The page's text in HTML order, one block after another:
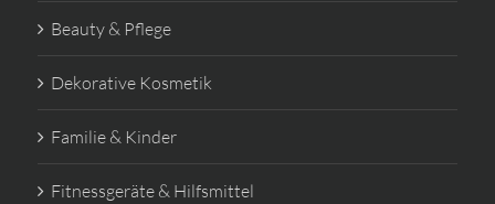
Beauty & Pflege
Dekorative Kosmetik
Familie & Kinder
Fitnessgeräte & Hilfsmittel